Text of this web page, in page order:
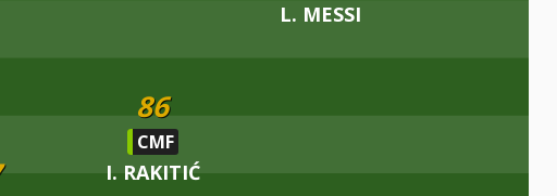
86
CMF
I. RAKITIĆ
L. MESSI